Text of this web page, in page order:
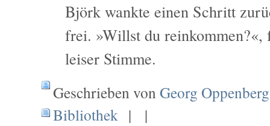
Björk wankte einen Schritt
frei. »Willst du reinkommen?«,
leiser Stimme.
Geschrieben vonGeorg Oppenberg
Bibliothek | |